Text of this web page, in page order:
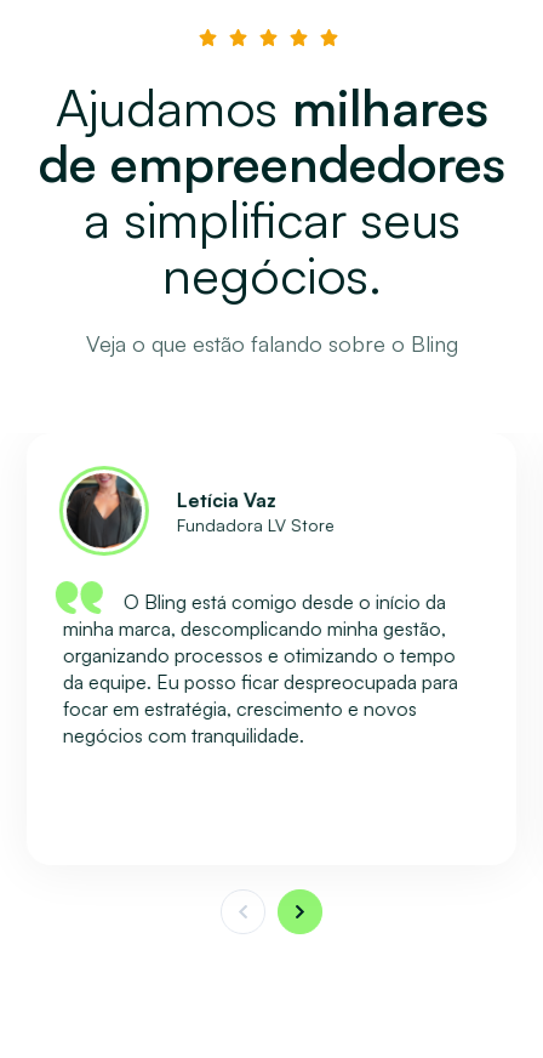
Ajudamos milhares
de empreendedores
a simplificar seus
negócios.
Veja o que estão falando sobre o Bling
Letícia Vaz
Fundadora LV Store
O Bling está comigo desde o início da
minha marca, descomplicando minha gestão,
organizando processos e otimizando o tempo
da equipe. Eu posso ficar despreocupada para
focar em estratégia, crescimento e novos
negócios com tranquilidade.